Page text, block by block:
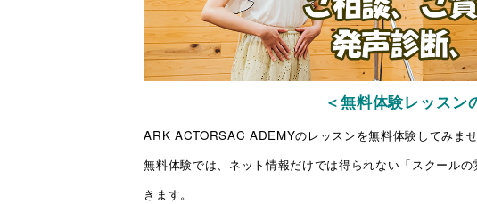
＜無料体験レッスン
ARK ACTORSAC ADEMYのレッスンを無料体験してみま
無料体験では、ネット情報だけでは得られない「スクール
きます。